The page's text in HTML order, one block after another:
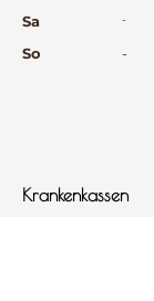
Sa -
So
-
Krankenkassen